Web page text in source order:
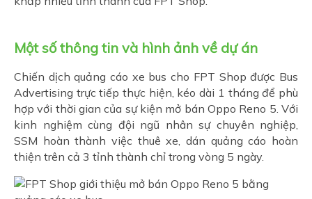
Một số thông tin và hình ảnh về dự án
Chiến dịch quảng cáo xe bus cho FPT Shop được Bus
Advertising trực tiếp thực hiện, kéo dài 1 tháng để phù
hợp với thời gian của sự kiện mở bán Oppo Reno 5. Với
kinh nghiệm cùng đội ngũ nhân sự chuyên nghiệp,
SSM hoàn thành việc thuê xe, dán quảng cáo hoàn
thiện trên cả 3 tỉnh thành chỉ trong vòng 5 ngày.